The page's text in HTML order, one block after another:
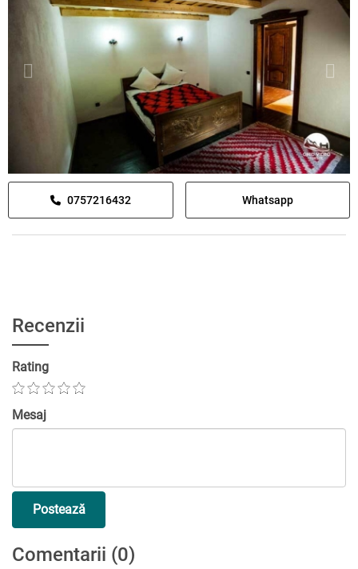
0757216432 Whatsapp
Recenzii
Rating
Mesaj
Postează
Comentarii (0)